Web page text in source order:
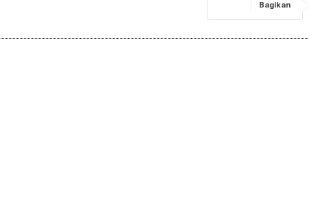
Bagikan